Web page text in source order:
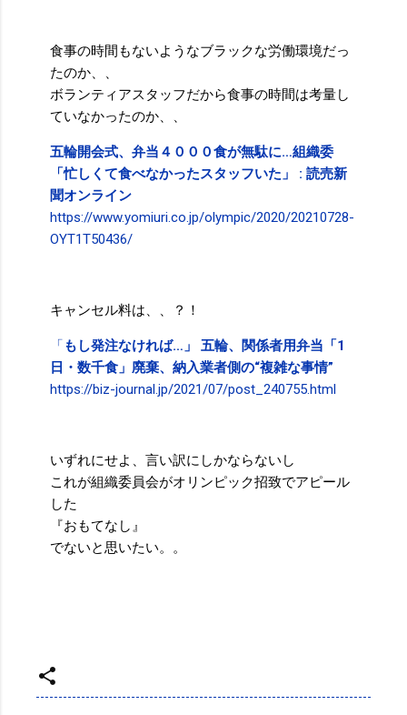
食事の時間もないようなブラックな労働環境だっ
たのか、、
ボランティアスタッフだから食事の時間は考量し
ていなかったのか、、
五輪開会式、弁当４０００食が無駄に…組織委
「忙しくて食べなかったスタッフいた」 : 読売新
聞オンライン
https://www.yomiuri.co.jp/olympic/2020/20210728-
OYT1T50436/
キャンセル料は、、？！
「もし発注なければ…」 五輪、関係者用弁当「1
日・数千食」廃棄、納入業者側の“複雑な事情”
https://biz-journal.jp/2021/07/post_240755.html
いずれにせよ、言い訳にしかならないし
これが組織委員会がオリンピック招致でアピール
した
『おもてなし』
でないと思いたい。。